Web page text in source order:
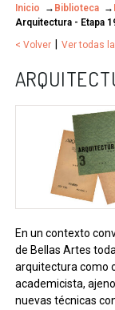
Inicio Biblioteca
Arquitectura - Etapa
< Volver
Ver todas
En un contexto
de Bellas Artes
arquitectura como
academicista,
nuevas técnicas